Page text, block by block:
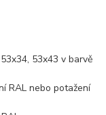
53x43 v barvě
RAL nebo potažení